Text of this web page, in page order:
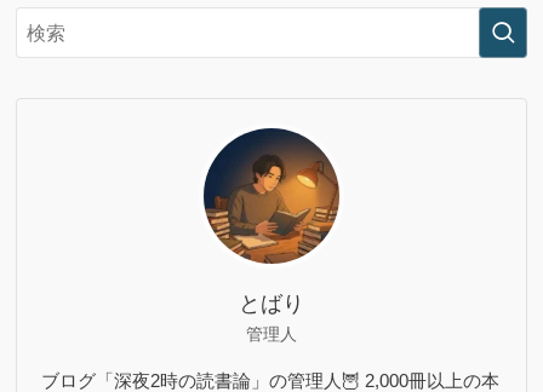
とばり
管理人
ブログ「深夜2時の読書論」の管理人🦉 2,000冊以上の本